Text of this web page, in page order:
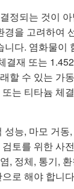
정되는 것이
을 고려하여
다. 염화물이
재 또는
할 수 있는 가
는 티타늄 체
능, 마모 거
토를 위한 사
, 정체, 통기,
로 해야 합니